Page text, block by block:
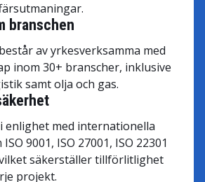
branschen
av yrkesverksamma med
inom 30+ branscher, inklusive
samt olja och gas.
enlighet med internationella
9001, ISO 27001, ISO 22301
vilket säkerställer tillförlitlighet
projekt.